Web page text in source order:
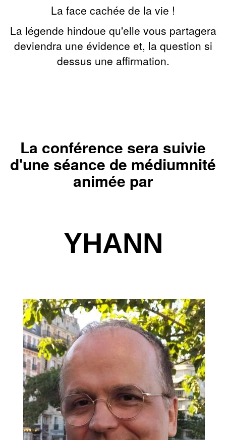
La face cachée de la vie !
La légende hindoue qu'elle vous partagera
deviendra une évidence et, la question si
dessus une affirmation.
La conférence sera suivie
d'une séance de médiumnité
animée par
YHANN